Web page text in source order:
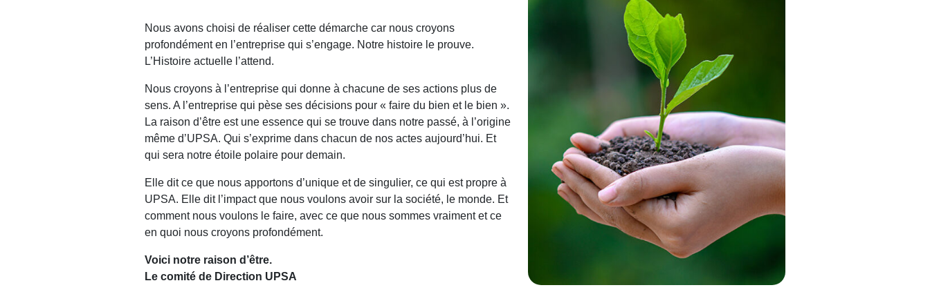
Nous avons choisi de réaliser cette démarche car nous croyons
profondément en l’entreprise qui s’engage. Notre histoire le prouve.
L’Histoire actuelle l’attend.
Nous croyons à l’entreprise qui donne à chacune de ses actions plus de
sens. A l’entreprise qui pèse ses décisions pour « faire du bien et le bien ».
La raison d’être est une essence qui se trouve dans notre passé, à l’origine
même d’UPSA. Qui s’exprime dans chacun de nos actes aujourd’hui. Et
qui sera notre étoile polaire pour demain.
Elle dit ce que nous apportons d’unique et de singulier, ce qui est propre à
UPSA. Elle dit l’impact que nous voulons avoir sur la société, le monde. Et
comment nous voulons le faire, avec ce que nous sommes vraiment et ce
en quoi nous croyons profondément.
Voici notre raison d’être.
Le comité de Direction UPSA